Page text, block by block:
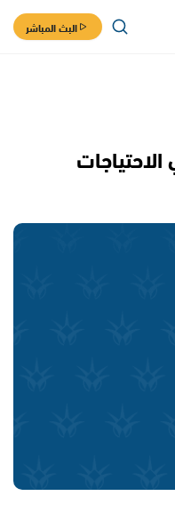
البث المباشر